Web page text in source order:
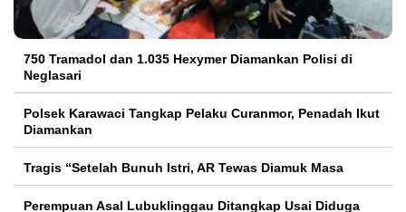
750 Tramadol dan 1.035 Hexymer Diamankan Polisi di
Neglasari
Polsek Karawaci Tangkap Pelaku Curanmor, Penadah Ikut
Diamankan
Tragis “Setelah Bunuh Istri, AR Tewas Diamuk Masa
Perempuan Asal Lubuklinggau Ditangkap Usai Diduga